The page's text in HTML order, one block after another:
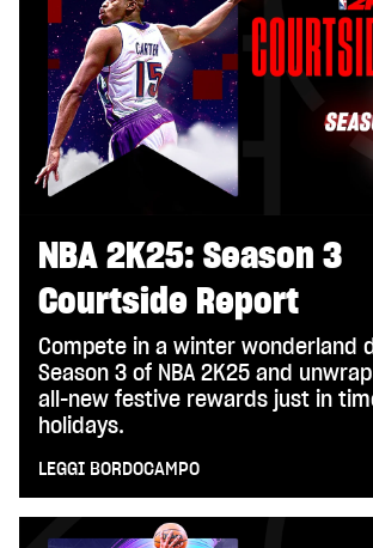
NBA 2K25: Season 3
Courtside Report
Compete in a winter wonderland
Season 3 of NBA 2K25 and
all-new festive rewards just in
holidays.
LEGGI BORDOCAMPO